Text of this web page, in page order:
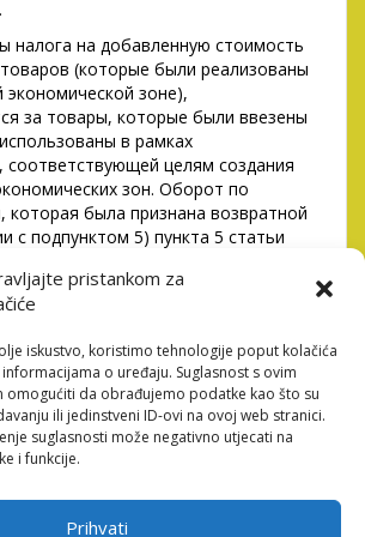
pristankom za
iskustvo, koristimo tehnologije poput kolačića
o uređaju. Suglasnost s ovim
omogućiti da obrađujemo podatke kao što su
ili jedinstveni ID-ovi na ovoj web stranici.
suglasnosti može negativno utjecati na
i funkcije.
Prihvati
налога на добавленную стоимость
(которые были реализованы
экономической зоне),
за товары, которые были ввезены
в рамках
соответствующей целям создания
зон. Оборот по
которая была признана возвратной
с подпунктом 5) пункта 5 статьи
как ее балансовая
возврата, отраженная в
рассрочки, которое было
организацией банка,
приобретение сомнительных и
родительского банка для
датой совершения
по договору, или дата
платежа, в зависимости от того,